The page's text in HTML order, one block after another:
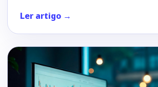
Ler artigo →